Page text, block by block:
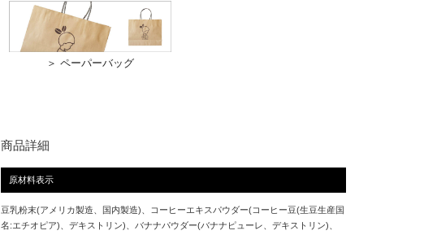
＞ ペーパーバッグ
商品詳細
原材料表示
豆乳粉末(アメリカ製造、国内製造)、コーヒーエキスパウダー(コーヒー豆(生豆生産国
名:エチオピア)、デキストリン)、バナナパウダー(バナナピューレ、デキストリン)、